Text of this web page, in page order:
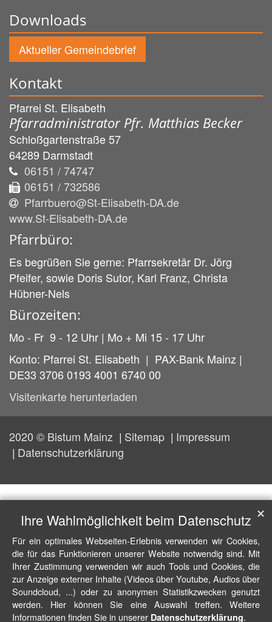
Downloads
Aktueller Gemeindebrief
Kontakt
Pfarrei St. Elisabeth
Pfarradministrator Pfr. Matthias Becker
Schloßgartenstraße 57
64289 Darmstadt
06151 / 74747
06151 / 732586
Pfarrbuero@St-Elisabeth-DA.de
www.St-Elisabeth-DA.de
Pfarrbüro:
Es begrüßen Sie gerne: Pfarrsekretär Dr. Jörg
Pfeifer, sowie Doris Sutor, Karl Franz, Christa
Hübner-Nels
Bürozeiten:
Mo - Fr 9 - 12 Uhr | Mo + Mi 15 - 17 Uhr
Konto: Pfarrei St. Elisabeth | PAX-Bank Mainz |
DE33 3706 0193 4001 6740 00
Visitenkarte herunterladen
2020 © Bistum Mainz Sitemap
Impressum
Datenschutzerklärung
Ihre Wahlmöglichkeit beim Datenschutz
Für ein optimales Webseiten-Erlebnis verwenden wir Cookies,
die für das Funktionieren unserer Website notwendig sind. Mit
Ihrer Zustimmung verwenden wir auch Tools und Cookies, die
zur Anzeige externer Inhalte (Videos über Youtube, Audios über
Soundcloud, ...) oder zu anonymen Statistikzwecken genutzt
werden. Hier können Sie eine Auswahl treffen. Weitere
Informationen finden Sie in unserer Datenschutzerklärung.
✕